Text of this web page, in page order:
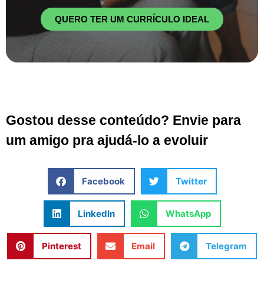
QUERO TER UM CURRÍCULO IDEAL
Gostou desse conteúdo? Envie para
um amigo pra ajudá-lo a evoluir
Facebook Twitter
LinkedIn WhatsApp
Pinterest Email Telegram